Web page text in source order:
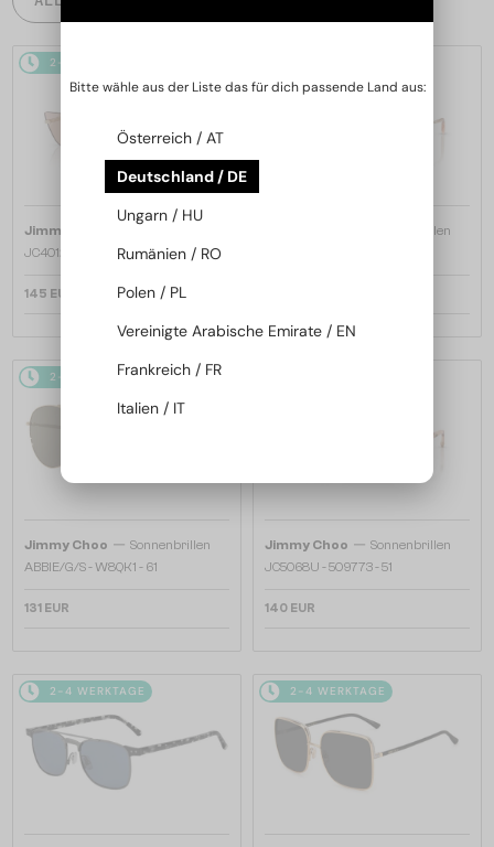
2-4 WERKTAGE
Jimmy Choo
JC4012 - 300613 - 60
145 EUR
Sonnenbrillen
2-4 WERKTAGE
Jimmy Choo — Sonnenbrillen
ABBIE/G/S - W8QK1 - 61
131 EUR
Jimmy Choo — Sonnenbrillen
JC5068U - 509773 - 51
140 EUR
2-4 WERKTAGE 2-4 WERKTAGE
Bitte wähle aus der Liste das für dich passende Land aus:
Österreich / AT
Deutschland / DE
Ungarn / HU
Rumänien / RO
Polen / PL
Vereinigte Arabische Emirate / EN
Frankreich / FR
Italien / IT